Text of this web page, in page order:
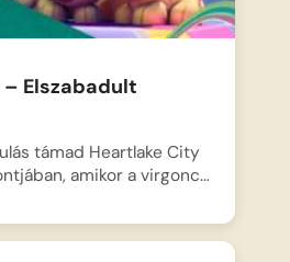
– Elszabadult
támad Heartlake City
amikor a virgonc…